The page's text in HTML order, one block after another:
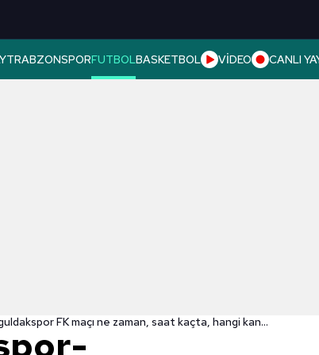
TRABZONSPORFUTBOLBASKETBOL VİDEO CANLI
Ankara Demirspor-Zonguldakspor FK maçı ne zaman, saat kaçta, hangi kanalda? Ziraat Türkiye Kupası CANLI